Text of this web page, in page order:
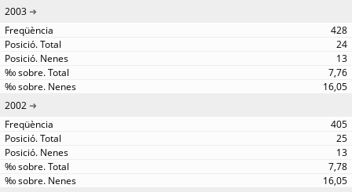
2003
428
24
13
7,76
16,05
2002
405
25
13
7,78
16,05